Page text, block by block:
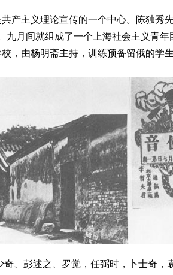
共产主义理论宣传的一个中心。陈独秀
九月间就组成了一个上海社会主义青年
，由杨明斋主持，训练预备留俄的学生
奇、彭述之、罗觉，任弼时，卜士奇，